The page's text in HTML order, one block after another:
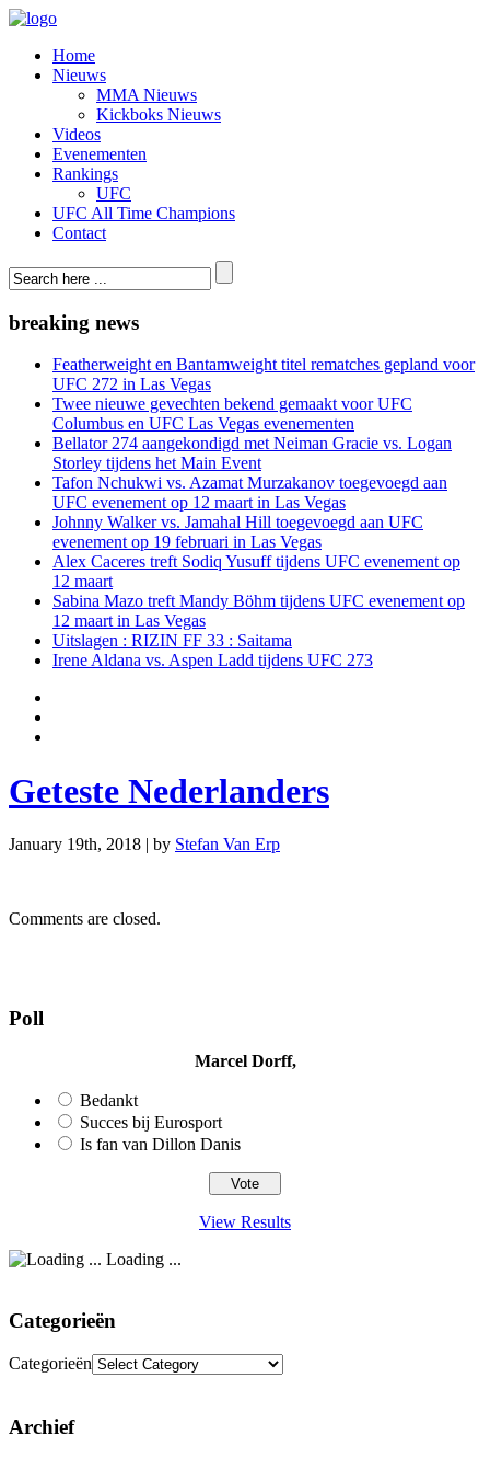
Home
Nieuws
MMA Nieuws
Kickboks Nieuws
Videos
Evenementen
Rankings
UFC
UFC All Time Champions
Contact
breaking news
Featherweight en Bantamweight titel rematches gepland voor
UFC 272 in Las Vegas
Twee nieuwe gevechten bekend gemaakt voor UFC
Columbus en UFC Las Vegas evenementen
Bellator 274 aangekondigd met Neiman Gracie vs. Logan
Storley tijdens het Main Event
Tafon Nchukwi vs. Azamat Murzakanov toegevoegd aan
UFC evenement op 12 maart in Las Vegas
Johnny Walker vs. Jamahal Hill toegevoegd aan UFC
evenement op 19 februari in Las Vegas
Alex Caceres treft Sodiq Yusuff tijdens UFC evenement op
12 maart
Sabina Mazo treft Mandy Böhm tijdens UFC evenement op
12 maart in Las Vegas
Uitslagen : RIZIN FF 33 : Saitama
Irene Aldana vs. Aspen Ladd tijdens UFC 273
Geteste Nederlanders
January 19th, 2018 | by Stefan Van Erp
Comments are closed.
Poll
Marcel Dorff,
Bedankt
Succes bij Eurosport
Is fan van Dillon Danis
View Results
Loading ...
Categorieën
Categorieën
Archief